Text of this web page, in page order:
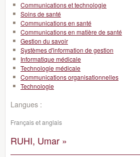
Communications et technologie
Soins de santé
Communications en santé
Communications en matière de santé
Gestion du savoir
Systèmes d'information de gestion
Informatique médicale
Technologie médicale
Communications organisationnelles
Technologie
Langues :
Français et anglais
RUHI, Umar »